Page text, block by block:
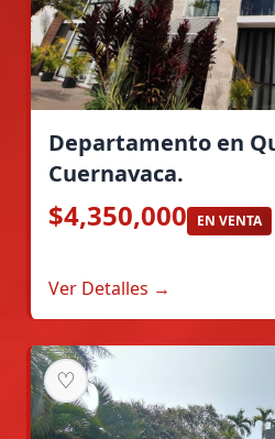
Departamento en
Cuernavaca.
$4,350,000 EN VENTA
Ver Detalles →
♡